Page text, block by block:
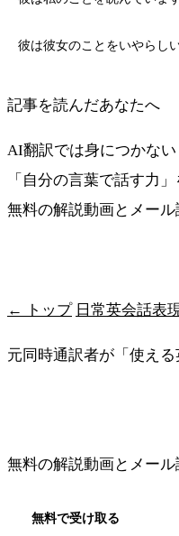
彼は彼女のことをいやらし
記事を読んだあなたへ
AI翻訳では身につかない
「自分の言葉で話す力」
無料の解説動画とメー
← トップ 日常英会話表
元同時通訳者が「使え
無料の解説動画とメー
無料で受け取る